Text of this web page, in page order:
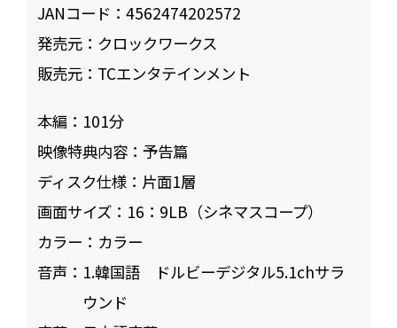
JANコード：4562474202572
発売元： クロックワークス
販売元： TCエンタテインメント
本編： 101
映像特典内容：予告篇
ディスク仕様： 片面1層
画面サイズ： 16：9LB（シネマスコープ）
カラー： カラー
音声： 1.韓国語 ドルビーデジタル5.1chサラ
ウンド